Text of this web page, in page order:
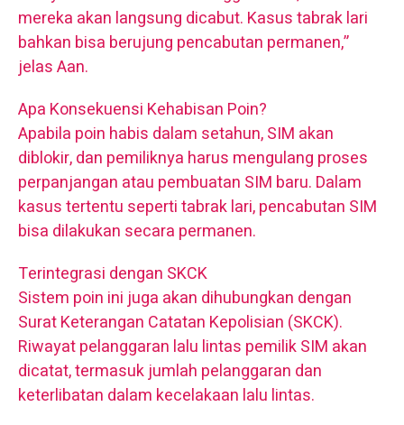
mereka akan langsung dicabut. Kasus tabrak lari
bahkan bisa berujung pencabutan permanen,”
jelas Aan.
Apa Konsekuensi Kehabisan Poin?
Apabila poin habis dalam setahun, SIM akan
diblokir, dan pemiliknya harus mengulang proses
perpanjangan atau pembuatan SIM baru. Dalam
kasus tertentu seperti tabrak lari, pencabutan SIM
bisa dilakukan secara permanen.
Terintegrasi dengan SKCK
Sistem poin ini juga akan dihubungkan dengan
Surat Keterangan Catatan Kepolisian (SKCK).
Riwayat pelanggaran lalu lintas pemilik SIM akan
dicatat, termasuk jumlah pelanggaran dan
keterlibatan dalam kecelakaan lalu lintas.